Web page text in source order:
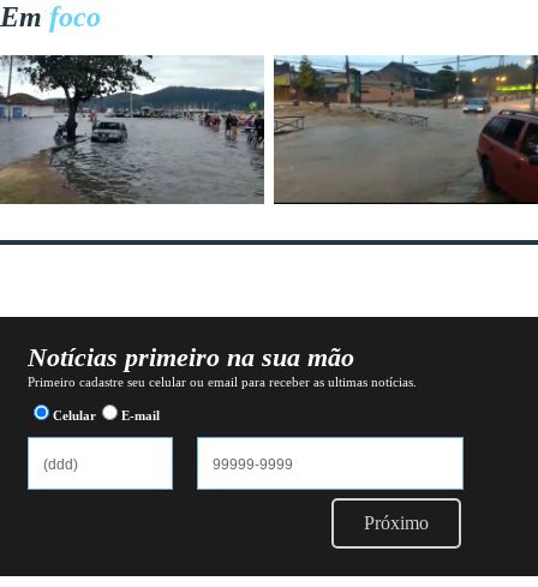
Em foco
Notícias primeiro na sua mão
Primeiro cadastre seu celular ou email para receber as ultimas notícias.
Celular E-mail
Próximo